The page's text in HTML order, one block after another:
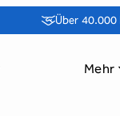
Über
Mehr